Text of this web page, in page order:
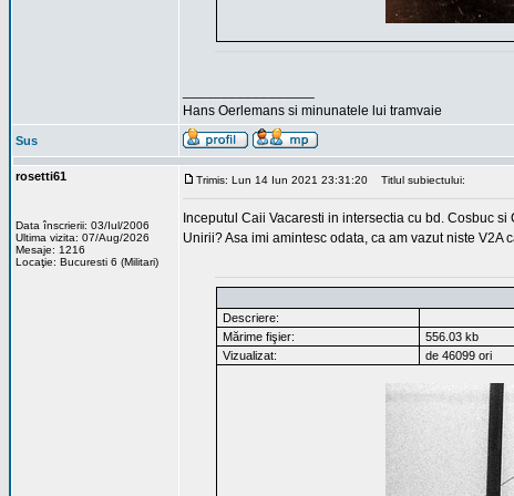
Hans Oerlemans si minunatele lui tramvaie
Sus
rosetti61
Data înscrierii: 03/Iul/2006
Ultima vizita: 07/Aug/2026
Mesaje: 1216
Locaţie: Bucuresti 6 (Militari)
Trimis: Lun 14 Iun 2021 23:31:20 Titlul subiectului:
Inceputul Caii Vacaresti in intersectia cu bd. Cosbuc
Unirii? Asa imi amintesc odata, ca am vazut niste
Descriere:
Mărime fişier:
556.03 kb
Vizualizat:
de 46099 ori